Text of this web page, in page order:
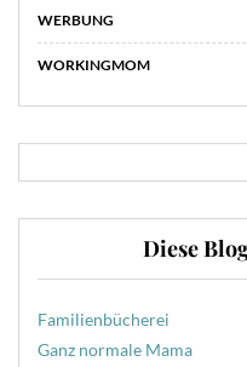
WERBUNG
WORKINGMOM
Diese
Familienbücherei
Ganz normale Mama